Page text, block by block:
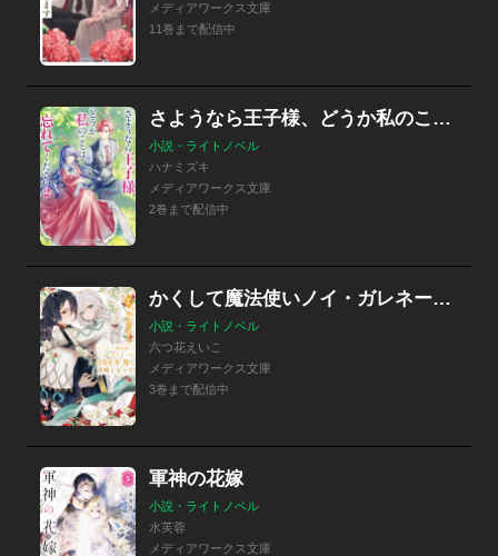
メディアワークス文庫
11巻まで配信中
さようなら王子様、どうか私のことは忘れてください
小説・ライトノベル
ハナミズキ
メディアワークス文庫
2巻まで配信中
かくして魔法使いノイ・ガレネーは100年後、花嫁となった
小説・ライトノベル
六つ花えいこ
メディアワークス文庫
3巻まで配信中
軍神の花嫁
小説・ライトノベル
水芙蓉
メディアワークス文庫